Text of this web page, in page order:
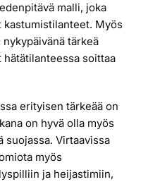
malli, joka
kastumistilanteet. Myös
tärkeä
soittaa
erityisen tärkeää on
on hyvä olla myös
suojassa. Virtaavissa
myös
ja heijastimiin,